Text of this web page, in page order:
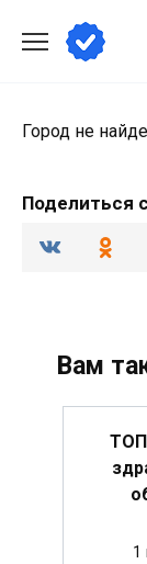
содержанию
Город не
Поделиться
Вам
1